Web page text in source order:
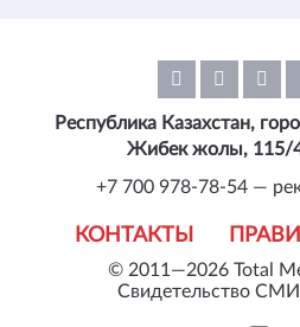
© 2011—2026 Total
Свидетельство
КОНТАКТЫ
Республика Казахстан,
Жибек жолы, 115/
+7 700 978-78-54 —